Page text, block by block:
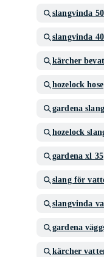
slangvinda
slangvinda
kärcher
hozelock hose
gardena
hozelock
gardena xl 35
slang för
slangvinda
gardena
kärcher